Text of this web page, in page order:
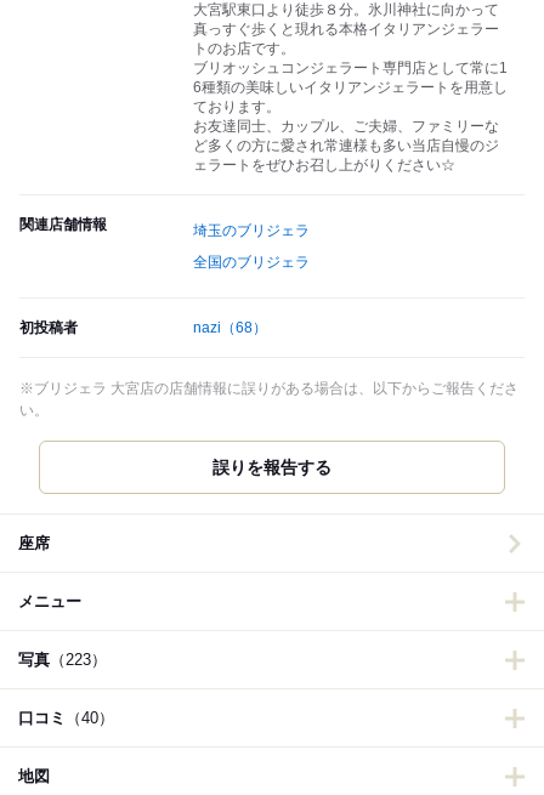
大宮駅東口より徒歩８分。氷川神社に向かって
真っすぐ歩くと現れる本格イタリアンジェラー
トのお店です。
ブリオッシュコンジェラート専門店として常に1
6種類の美味しいイタリアンジェラートを用意し
ております。
お友達同士、カップル、ご夫婦、ファミリーな
ど多くの方に愛され常連様も多い当店自慢のジ
ェラートをぜひお召し上がりください☆
関連店舗情報
埼玉のブリジェラ
全国のブリジェラ
初投稿者 nazi （68）
※ブリジェラ 大宮店の店舗情報に誤りがある場合は、以下からご報告くださ
い。
誤りを報告する
座席
メニュー
写真 （223）
口コミ （40）
地図